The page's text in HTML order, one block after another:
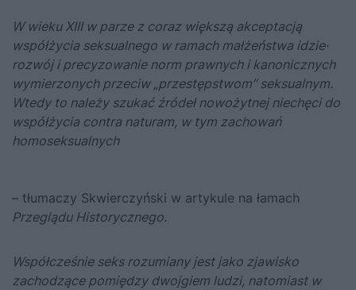
W wieku XIII w parze z coraz większą akceptacją
współżycia seksualnego w ramach małżeństwa idzie·
rozwój i precyzowanie norm prawnych i kanonicznych
wymierzonych przeciw „przestępstwom” seksualnym.
Wtedy to należy szukać źródeł nowożytnej niechęci do
współżycia contra naturam, w tym zachowań
homoseksualnych
– tłumaczy Skwierczyński w artykule na łamach
Przeglądu Historycznego.
Współcześnie seks rozumiany jest jako zjawisko
zachodzące pomiędzy dwojgiem ludzi, natomiast w